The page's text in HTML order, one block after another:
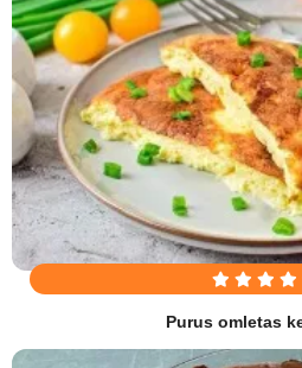
Purus omletas